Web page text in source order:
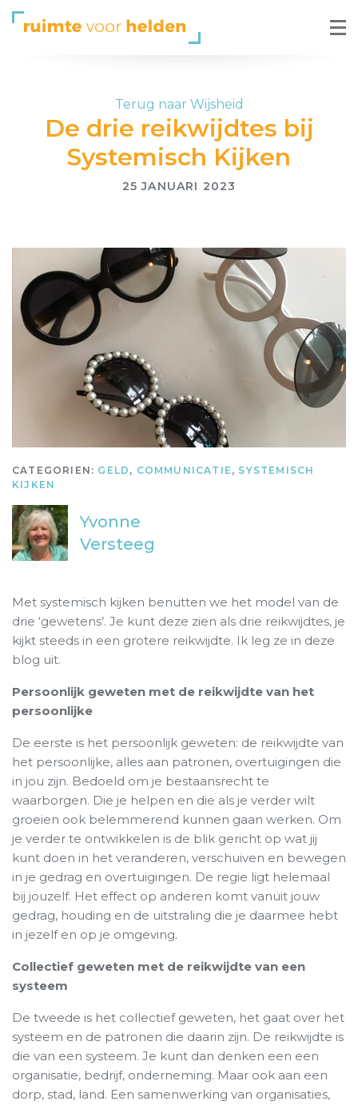
Terug naar Wijsheid
De drie reikwijdtes bij
Systemisch Kijken
25 JANUARI 2023
CATEGORIEN: GELD , COMMUNICATIE, SYSTEMISCH
KIJKEN
Yvonne
Versteeg
Met systemisch kijken benutten we het model van de
drie ‘gewetens’. Je kunt deze zien als drie reikwijdtes, je
kijkt steeds in een grotere reikwijdte. Ik leg ze in deze
blog uit.
Persoonlijk geweten met de reikwijdte van het
persoonlijke
De eerste is het persoonlijk geweten: de reikwijdte van
het persoonlijke, alles aan patronen, overtuigingen die
in jou zijn. Bedoeld om je bestaansrecht te
waarborgen. Die je helpen en die als je verder wilt
groeien ook belemmerend kunnen gaan werken. Om
je verder te ontwikkelen is de blik gericht op wat jij
kunt doen in het veranderen, verschuiven en bewegen
in je gedrag en overtuigingen. De regie ligt helemaal
bij jouzelf. Het effect op anderen komt vanuit jouw
gedrag, houding en de uitstraling die je daarmee hebt
in jezelf en op je omgeving.
Collectief geweten met de reikwijdte van een
systeem
De tweede is het collectief geweten, het gaat over het
systeem en de patronen die daarin zijn. De reikwijdte is
die van een systeem. Je kunt dan denken een een
organisatie, bedrijf, onderneming. Maar ook aan een
dorp, stad, land. Een samenwerking van organisaties,